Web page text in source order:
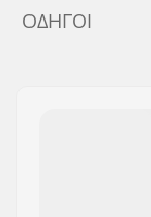
ΟΔΗΓΟΊ